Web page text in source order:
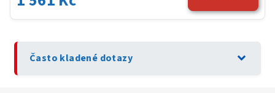
Často kladené dotazy expand_more